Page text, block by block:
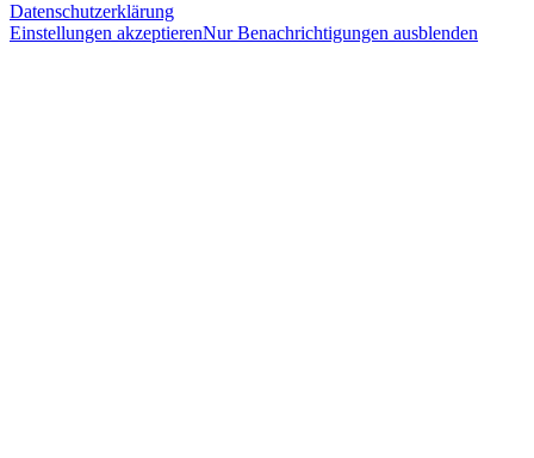
Datenschutzerklärung
Einstellungen akzeptierenNur Benachrichtigungen ausblenden